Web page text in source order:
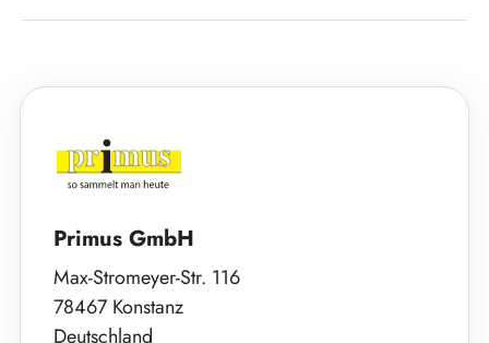
Primus GmbH
Max-Stromeyer-Str. 116
78467 Konstanz
Deutschland